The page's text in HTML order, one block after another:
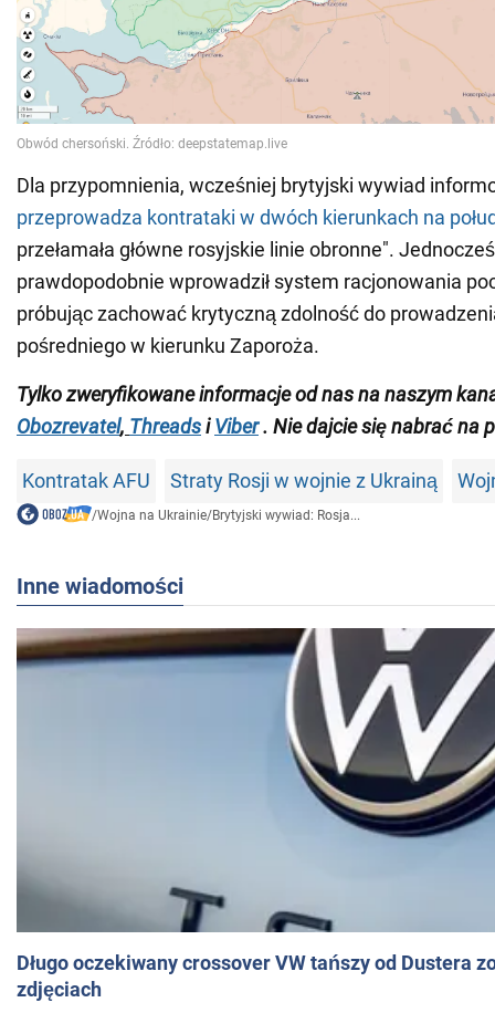
Dla przypomnienia, wcześniej brytyjski wywiad
przeprowadza kontrataki w dwóch kierunkach na
przełamała główne rosyjskie linie obronne".
prawdopodobnie wprowadził system racjonowania
próbując zachować krytyczną zdolność do
pośredniego w kierunku Zaporoża.
Tylko zweryfikowane informacje od nas na naszym
Obozrevatel, Threadsi Viber. Nie dajcie się nabrać na
Kontratak AFU Straty Rosji w wojnie z Ukrainą
/Wojna na Ukrainie/Brytyjski wywiad: Rosja...
Inne wiadomości
Długo oczekiwany crossover VW tańszy od Dustera
zdjęciach